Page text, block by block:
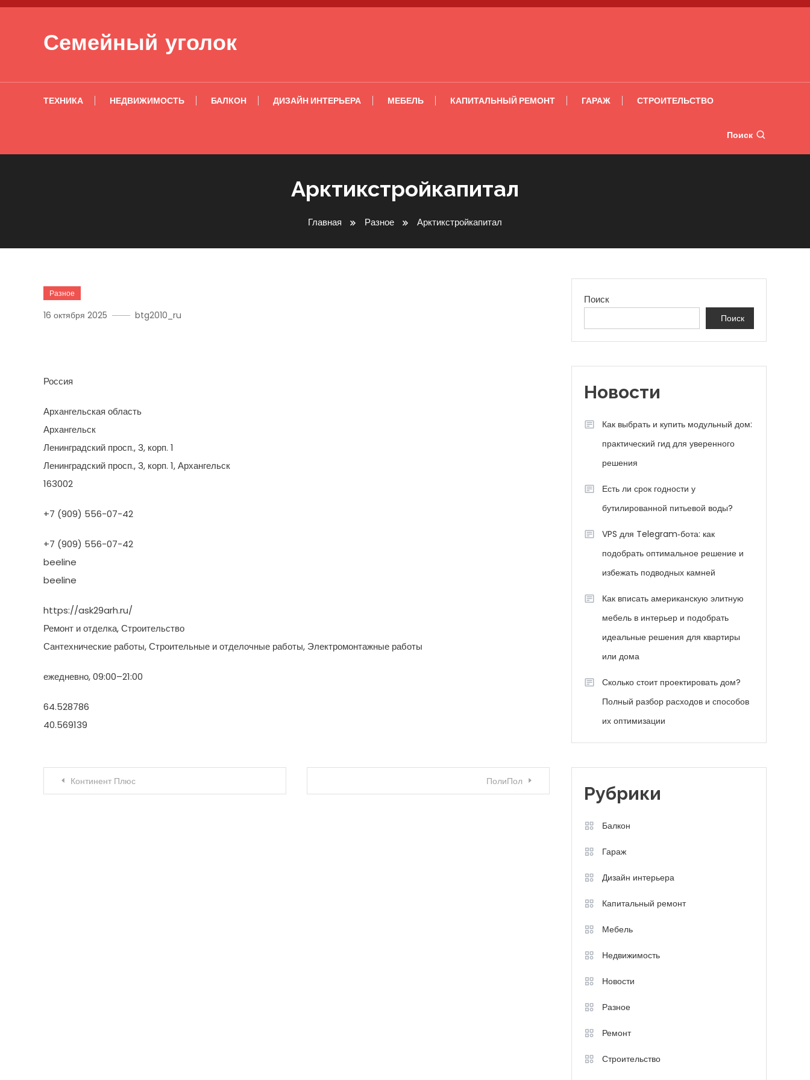
Перейти к содержимому
Семейный уголок
ТЕХНИКА НЕДВИЖИМОСТЬ БАЛКОН ДИЗАЙН ИНТЕРЬЕРА МЕБЕЛЬ КАПИТАЛЬНЫЙ РЕМОНТ ГАРАЖ СТРОИТЕЛЬСТВО
Поиск
Арктикстройкапитал
Главная Разное Арктикстройкапитал
Разное
16 октября 2025 btg2010_ru
Россия
Архангельская область
Архангельск
Ленинградский просп., 3, корп. 1
Ленинградский просп., 3, корп. 1, Архангельск
163002
+7 (909) 556-07-42
+7 (909) 556-07-42
beeline
beeline
https://ask29arh.ru/
Ремонт и отделка, Строительство
Сантехнические работы, Строительные и отделочные работы, Электромонтажные работы
ежедневно, 09:00–21:00
64.528786
40.569139
Навигация по записям
Континент Плюс ПолиПол
Поиск
Поиск
Новости
Как выбрать и купить модульный дом:
практический гид для уверенного
решения
Есть ли срок годности у
бутилированной питьевой воды?
VPS для Telegram‑бота: как
подобрать оптимальное решение и
избежать подводных камней
Как вписать американскую элитную
мебель в интерьер и подобрать
идеальные решения для квартиры
или дома
Сколько стоит проектировать дом?
Полный разбор расходов и способов
их оптимизации
Рубрики
Балкон
Гараж
Дизайн интерьера
Капитальный ремонт
Мебель
Недвижимость
Новости
Разное
Ремонт
Строительство